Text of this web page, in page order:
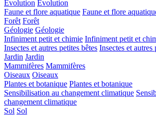
Evolution Evolution
Faune et flore aquatique Faune et flore
Forêt Forêt
Géologie Géologie
Infiniment petit et chimie Infiniment petit et
Insectes et autres petites bêtes Insectes et autres
Jardin Jardin
Mammifères Mammifères
Oiseaux Oiseaux
Plantes et botanique Plantes et botanique
Sensibilisation au changement climatique
changement climatique
Sol Sol